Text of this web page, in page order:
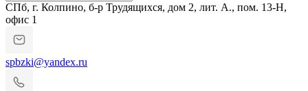
СПб, г. Колпино, б-р Трудящихся, дом 2, лит. А., пом. 13-Н,
офис 1
spbzki@yandex.ru